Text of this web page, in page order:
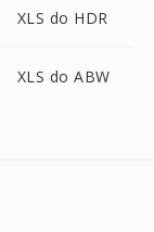
XLS do HDR
XLS do ABW